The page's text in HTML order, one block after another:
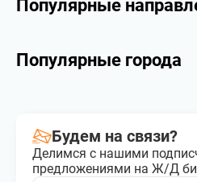
Популярные
Популярные города
Будем на связи?
Делимся с нашими
предложениями на Ж/Д